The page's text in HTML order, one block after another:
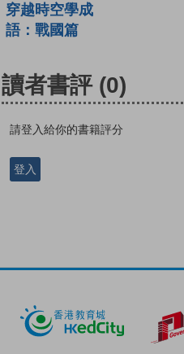
穿越時空學成
語：戰國篇
讀者書評 (0)
請登入給你的書籍評分
登入